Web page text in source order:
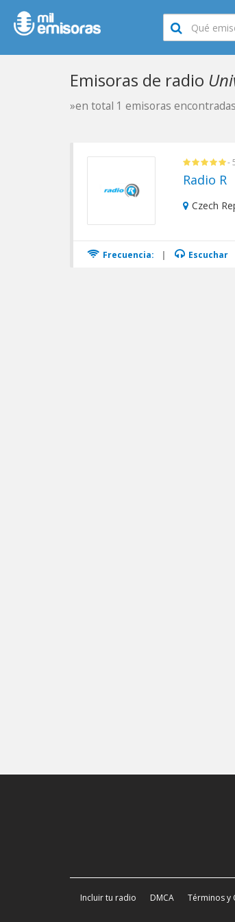
Emisoras de radio
»en total 1 emisoras encontradas
-
Radio R
Czech
Frecuencia: | Escuchar
Incluir tu radio DMCA Términos y